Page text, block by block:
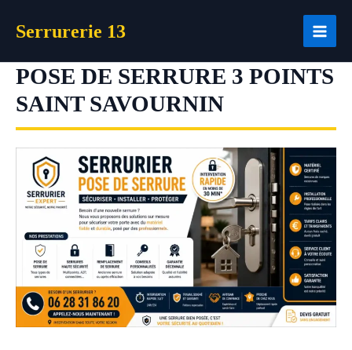
Serrurerie 13
POSE DE SERRURE 3 POINTS
SAINT SAVOURNIN